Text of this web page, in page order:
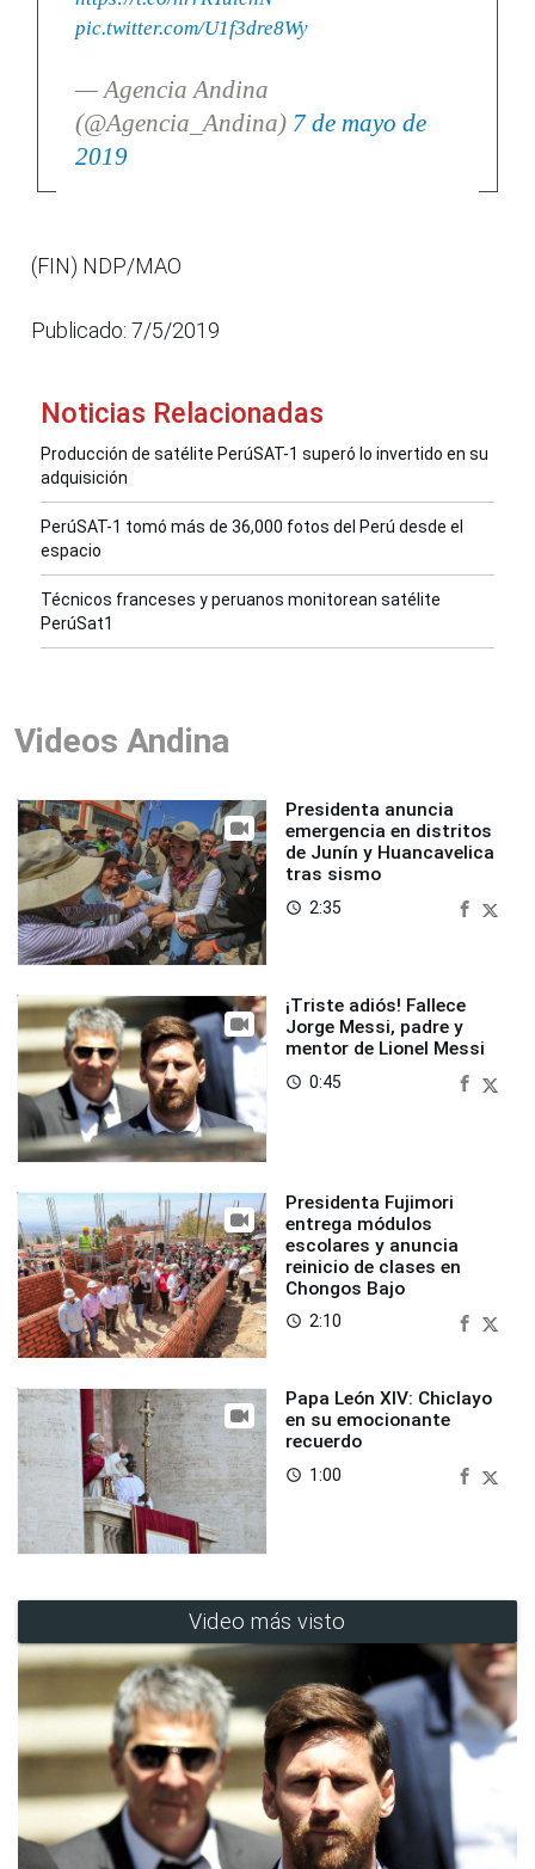
pic.twitter.com/U1f3dre8Wy
— Agencia Andina
(@Agencia_Andina) 7 de mayo de
2019
(FIN) NDP/MAO
Publicado: 7/5/2019
Noticias Relacionadas
Producción de satélite PerúSAT-1 superó lo invertido en su
adquisición
PerúSAT-1 tomó más de 36,000 fotos del Perú desde el
espacio
Técnicos franceses y peruanos monitorean satélite
PerúSat1
Videos Andina
Presidenta anuncia
emergencia en distritos
de Junín y Huancavelica
tras sismo
access_time 2:35
¡Triste adiós! Fallece
Jorge Messi, padre y
mentor de Lionel Messi
access_time 0:45
Presidenta Fujimori
entrega módulos
escolares y anuncia
reinicio de clases en
Chongos Bajo
access_time 2:10
Papa León XIV: Chiclayo
en su emocionante
recuerdo
access_time 1:00
Video más visto